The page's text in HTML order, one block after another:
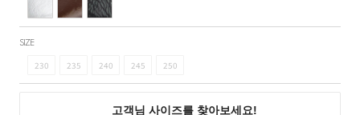
SIZE
230 235 240 245 250